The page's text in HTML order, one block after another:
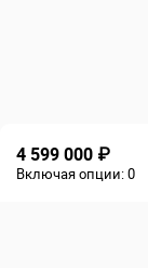
4 599 000 ₽
Включая опции:0